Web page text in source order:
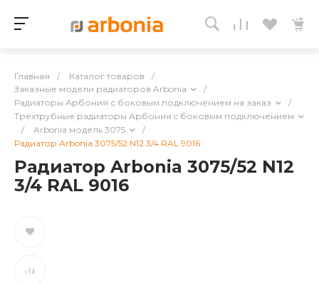
Главная / Каталог товаров
/
Заказные модели радиаторов Arbonia
/
Радиаторы Арбония с боковым подключением на заказ
/
Трёхтрубные радиаторы Арбония c боковым подключением
/
Arbonia модель 3075
/
Радиатор Arbonia 3075/52 N12 3/4 RAL 9016
Радиатор Arbonia 3075/52 N12
3/4 RAL 9016